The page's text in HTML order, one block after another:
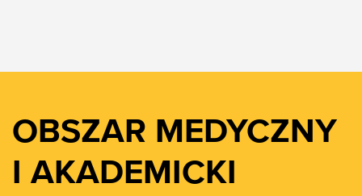
OBSZAR MEDYCZNY
I AKADEMICKI